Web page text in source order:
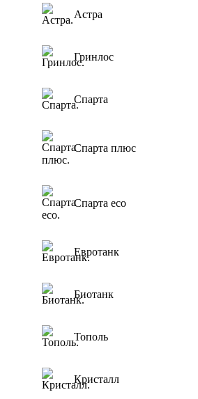
Астра
Гринлос
Спарта
Спарта плюс
Спарта eco
Евротанк
Биотанк
Тополь
Кристалл